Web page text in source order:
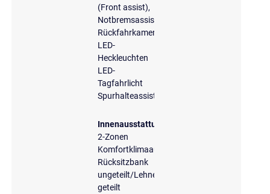
(Front assist),
Notbremsassistent
Rückfahrkamera
LED-
Heckleuchten
LED-
Tagfahrlicht
Spurhalteassistent
Innenausstattung
2-Zonen
Komfortklimaautomatik
Rücksitzbank
ungeteilt/Lehne
geteilt